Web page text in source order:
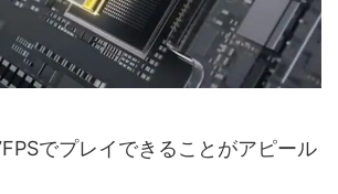
でプレイできることがアピール